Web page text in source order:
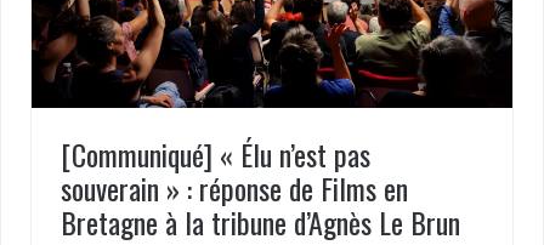
[Communiqué] « Élu n’est pas
souverain » : réponse de Films en
Bretagne à la tribune d’Agnès Le Brun